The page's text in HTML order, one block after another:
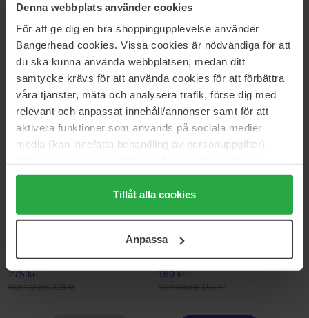
Denna webbplats använder cookies
För att ge dig en bra shoppingupplevelse använder
Bangerhead cookies. Vissa cookies är nödvändiga för att
du ska kunna använda webbplatsen, medan ditt
samtycke krävs för att använda cookies för att förbättra
våra tjänster, mäta och analysera trafik, förse dig med
relevant och anpassat innehåll/annonser samt för att
aktivera funktioner som används på sociala medier
media (kan innefatta behandling av personuppgifter).
Genom att trycka på "Tillåt alla cookies" accepterar du
alla cookies, medan du under "Detaljer" kan anpassa
användningen av cookies. Du kan när som helst återkalla
samt vår Integritetspolicy.
Tillåt alla cookies
Anpassa
225 kr
Normalpris 265 kr
261 kr
Normalpris 307 kr
Dr. Hauschka
Night Serum
20 ml
275 kr
Normalpris 328 kr
Clarifying Day Oil
18 ml
203 kr
Normalpris 241 kr
Dr. Hauschka Dr. Hauschka
Normalpris 335 kr
Daily Hydrating Eye Cream
12 ml
275 kr
Normalpris 328 kr
Defining Mascara
180 kr
Normalpris 199 kr